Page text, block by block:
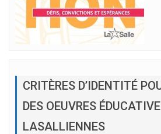
CRITÈRES D’IDENTITÉ
DES OEUVRES
LASALLIENNES